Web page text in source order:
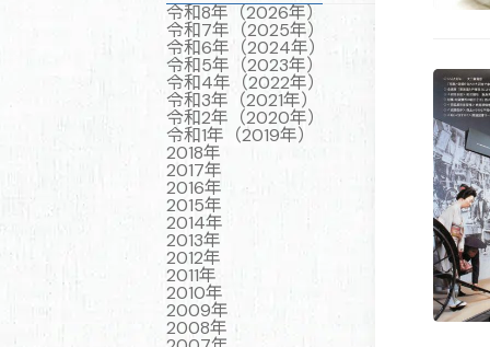
令和8年（2026年）
令和7年（2025年）
令和6年（2024年）
令和5年（2023年）
令和4年（2022年）
令和3年（2021年）
令和2年（2020年）
令和1年（2019年）
2018年
2017年
2016年
2015年
2014年
2013年
2012年
2011年
2010年
2009年
2008年